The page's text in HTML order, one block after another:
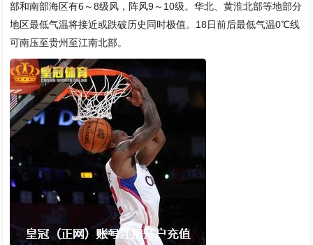
部和南部海区有6～8级风，阵风9～10级。华北、黄淮北部等地部分
地区最低气温将接近或跌破历史同时极值。18日前后最低气温0℃线
可南压至贵州至江南北部。